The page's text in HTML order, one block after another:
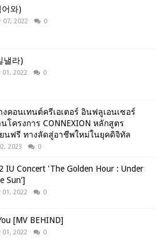
어와)
07, 2022 0
낼라)
2022 0
คอนเทนต์ครีเอเตอร์ อินฟลูเอนเซอร์
โครงการ CONNEXION หลักสูตร
นฟรี ทางลัดสู่อาชีพใหม่ในยุคดิจิทัล
2023 0
IU Concert 'The Golden Hour : Under
Sun']
2022 0
[MV BEHIND]
2022 0